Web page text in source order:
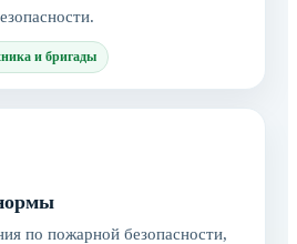
и бригады
по пожарной безопасности,